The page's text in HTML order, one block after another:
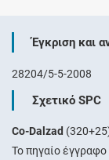
Έγκριση και
28204/5-5-2008
Σχετικό SPC
Co-Dalzad
Το πηγαίο